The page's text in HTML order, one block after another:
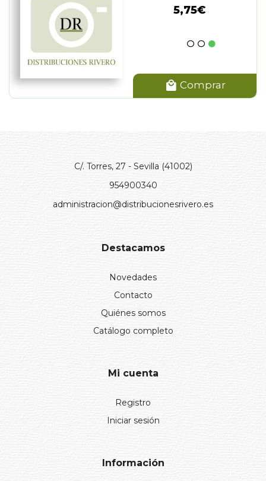
5,75€
Comprar
C/. Torres, 27 - Sevilla (41002)
954900340
administracion@distribucionesrivero.es
Destacamos
Novedades
Contacto
Quiénes somos
Catálogo completo
Mi cuenta
Registro
Iniciar sesión
Información